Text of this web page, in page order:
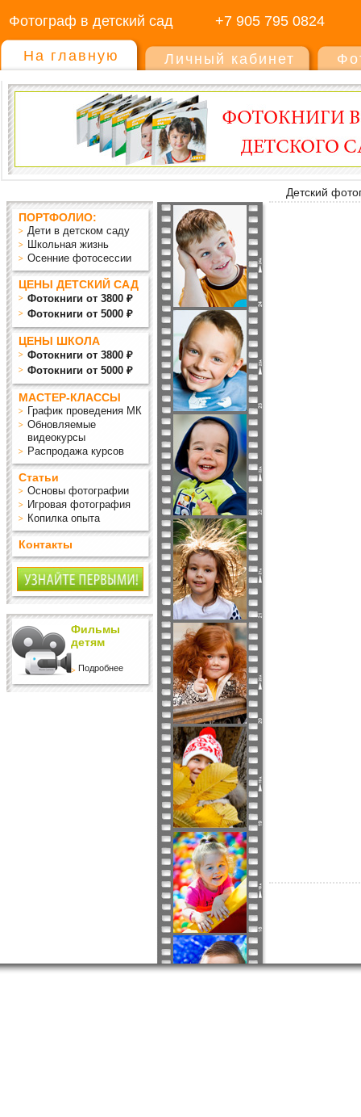
Фотограф в детский сад +7 905 795 0824
На главную Личный кабинет
Детский
ПОРТФОЛИО:
Дети в детском саду
Школьная жизнь
Осенние фотосессии
ЦЕНЫ ДЕТСКИЙ САД
Фотокниги от 3800 ₽
Фотокниги от 5000 ₽
ЦЕНЫ ШКОЛА
Фотокниги от 3800 ₽
Фотокниги от 5000 ₽
МАСТЕР-КЛАССЫ
График проведения МК
Обновляемые
видеокурсы
Распродажа курсов
Статьи
Основы фотографии
Игровая фотография
Копилка опыта
Контакты
Фильмы
детям
Подробнее